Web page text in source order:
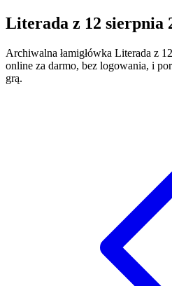
Literada z 12 sierpnia
Archiwalna łamigłówka Literada z
online za darmo, bez logowania, i
grą.